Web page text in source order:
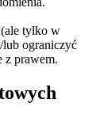
(ale tylko w
lub ograniczyć
z prawem.